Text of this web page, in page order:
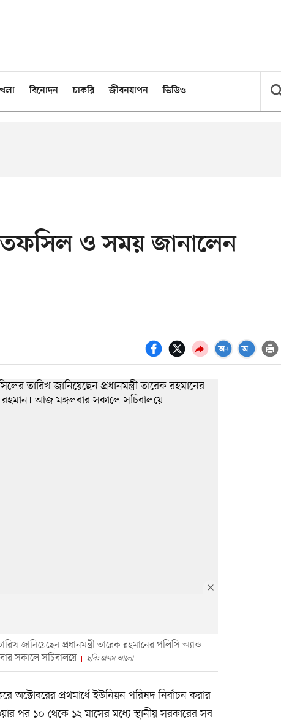
বিনোদন চাকরি জীবনযাপন ভিডিও
তফসিল ও সময় জানালেন
জানিয়েছেন প্রধানমন্ত্রী তারেক রহমানের পলিসি অ্যান্ড
সকালে সচিবালয়ে
ছবি: প্রথম আলো
অক্টোবরের প্রথমার্ধে ইউনিয়ন পরিষদ নির্বাচন করার
পর ১০ থেকে ১২ মাসের মধ্যে স্থানীয় সরকারের সব